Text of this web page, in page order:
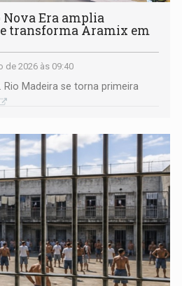
Nova Era amplia
transforma Aramix em
de 2026 às 09:40
Rio Madeira se torna primeira